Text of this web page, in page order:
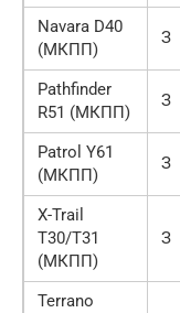
Navara D40
(МКПП)
З
Pathfinder
R51 (МКПП)
З
Patrol Y61
(МКПП)
З
X-Trail
T30/T31
(МКПП)
З
Terrano